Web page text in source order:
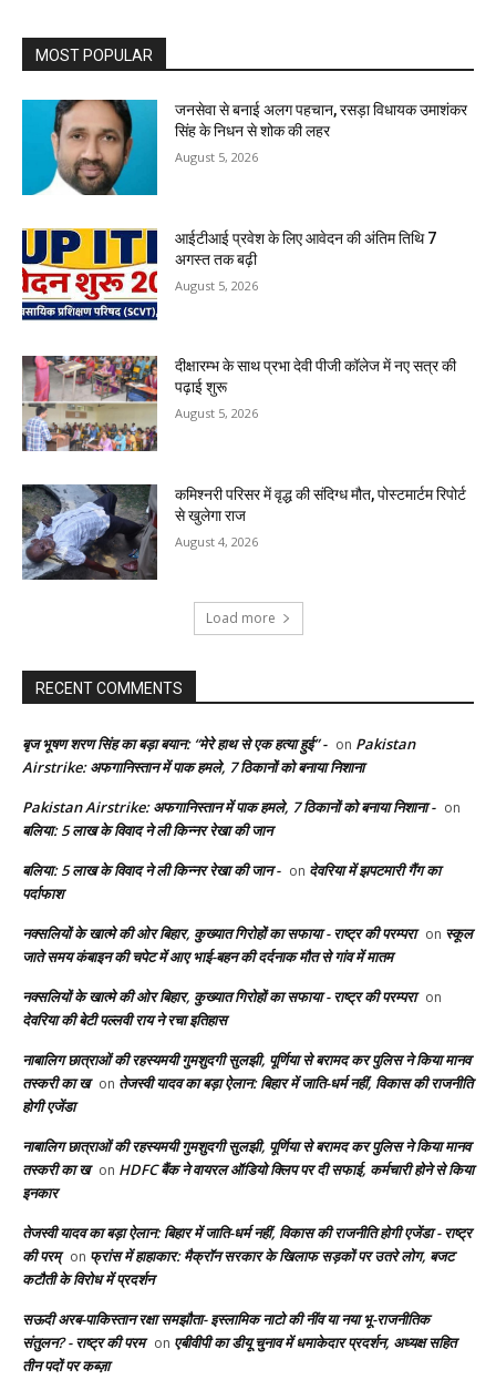
MOST POPULAR
जनसेवा से बनाई अलग पहचान, रसड़ा विधायक उमाशंकर
सिंह के निधन से शोक की लहर
August 5, 2026
आईटीआई प्रवेश के लिए आवेदन की अंतिम तिथि 7
अगस्त तक बढ़ी
August 5, 2026
दीक्षारम्भ के साथ प्रभा देवी पीजी कॉलेज में नए सत्र की
पढ़ाई शुरू
August 5, 2026
कमिश्नरी परिसर में वृद्ध की संदिग्ध मौत, पोस्टमार्टम रिपोर्ट
से खुलेगा राज
August 4, 2026
Load more
RECENT COMMENTS
बृज भूषण शरण सिंह का बड़ा बयान: “मेरे हाथ से एक हत्या हुई” - on Pakistan
Airstrike: अफगानिस्तान में पाक हमले, 7 ठिकानों को बनाया निशाना
Pakistan Airstrike: अफगानिस्तान में पाक हमले, 7 ठिकानों को बनाया निशाना - on
बलिया: 5 लाख के विवाद ने ली किन्नर रेखा की जान
बलिया: 5 लाख के विवाद ने ली किन्नर रेखा की जान - on देवरिया में झपटमारी गैंग का
पर्दाफाश
नक्सलियों के खात्मे की ओर बिहार, कुख्यात गिरोहों का सफाया - राष्ट्र की परम्परा on स्कूल
जाते समय कंबाइन की चपेट में आए भाई-बहन की दर्दनाक मौत से गांव में मातम
नक्सलियों के खात्मे की ओर बिहार, कुख्यात गिरोहों का सफाया - राष्ट्र की परम्परा on
देवरिया की बेटी पल्लवी राय ने रचा इतिहास
नाबालिग छात्राओं की रहस्यमयी गुमशुदगी सुलझी, पूर्णिया से बरामद कर पुलिस ने किया मानव
तस्करी का ख on तेजस्वी यादव का बड़ा ऐलान: बिहार में जाति-धर्म नहीं, विकास की राजनीति
होगी एजेंडा
नाबालिग छात्राओं की रहस्यमयी गुमशुदगी सुलझी, पूर्णिया से बरामद कर पुलिस ने किया मानव
तस्करी का ख on HDFC बैंक ने वायरल ऑडियो क्लिप पर दी सफाई, कर्मचारी होने से किया
इनकार
तेजस्वी यादव का बड़ा ऐलान: बिहार में जाति-धर्म नहीं, विकास की राजनीति होगी एजेंडा - राष्ट्र
की परम् on फ्रांस में हाहाकार: मैक्रॉन सरकार के खिलाफ सड़कों पर उतरे लोग, बजट
कटौती के विरोध में प्रदर्शन
सऊदी अरब-पाकिस्तान रक्षा समझौता- इस्लामिक नाटो की नींव या नया भू-राजनीतिक
संतुलन? - राष्ट्र की परम on एबीवीपी का डीयू चुनाव में धमाकेदार प्रदर्शन, अध्यक्ष सहित
तीन पदों पर कब्ज़ा